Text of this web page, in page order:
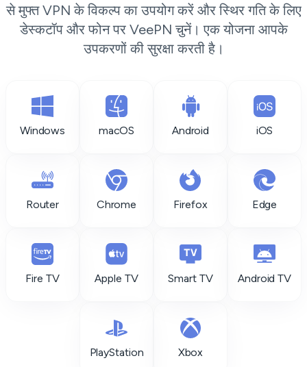
से मुफ्त VPN के विकल्प का उपयोग करें और स्थिर गति के लिए
डेस्कटॉप और फोन पर VeePN चुनें। एक योजना आपके
उपकरणों की सुरक्षा करती है।
Windows macOS Android iOS
Router Chrome Firefox Edge
Fire TV Apple TV Smart TV Android TV
PlayStation Xbox